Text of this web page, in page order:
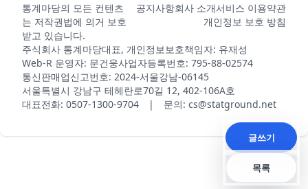
통계마당의 모든 컨텐츠
는 저작권법에 의거 보호
받고 있습니다.
공지사항회사 소개서비스 이용약관
개인정보 보호 방침
주식회사 통계마당대표, 개인정보보호책임자: 유재성
Web-R 운영자: 문건웅사업자등록번호: 795-88-02574
통신판매업신고번호: 2024-서울강남-06145
서울특별시 강남구 테헤란로70길 12, 402-106A호
대표전화: 0507-1300-9704 | 문의: cs@statground.net
글쓰기
목록